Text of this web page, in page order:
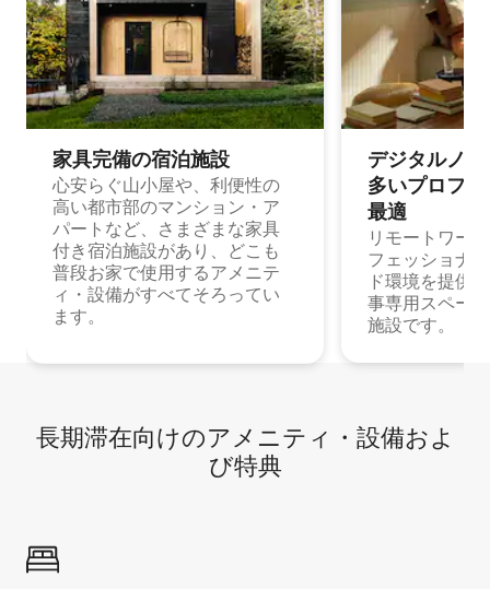
家具完備の宿⁠泊⁠施⁠設
心安らぐ山小屋や、利便性の
高い都市部のマンション・ア
パートなど、さまざまな家具
付き宿泊施設があり、どこも
普段お家で使用するアメニテ
ィ・設備がすべてそろってい
ます。
デジタルノ
多⁠いプ⁠ロ⁠フ⁠
最⁠適
リモートワー
フェッショナ
ド環境を提供
事専用スペー
施設です。
長期滞在向け⁠のア⁠メ⁠ニ⁠テ⁠ィ⁠・設⁠備⁠およ
び特⁠典